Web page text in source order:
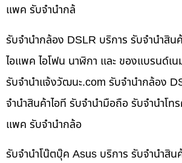
แพค รับจำนำกล้
รับจำนำกล้อง DSLR บริการ รับจำนำสิน
ไอแพค ไอโฟน นาฬิกา และ ของแบรนด์เ
รับจํานําแจ้งวัฒนะ.com รับจำนำกล้อง
จำนำสินค้าไอที รับจำนำมือถือ รับจำนำโท
แพค รับจำนำกล้อ
รับจำนำโน๊ตบุ๊ค Asus บริการ รับจำนำสิน